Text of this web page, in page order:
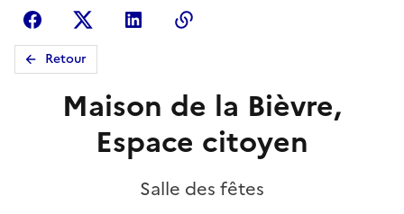
FacebookX (anciennement Twitter)
Linkedin
Retour
Maison de la Bièvre,
Espace citoyen
Salle des fêtes